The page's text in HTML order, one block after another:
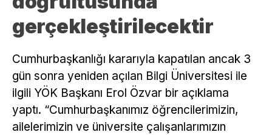
gerçekleştirilecektir
Cumhurbaşkanlığı kararıyla kapatılan ancak 3
gün sonra yeniden açılan Bilgi Üniversitesi ile
ilgili YÖK Başkanı Erol Özvar bir açıklama
yaptı. “Cumhurbaşkanımız öğrencilerimizin,
ailelerimizin ve üniversite çalışanlarımızın